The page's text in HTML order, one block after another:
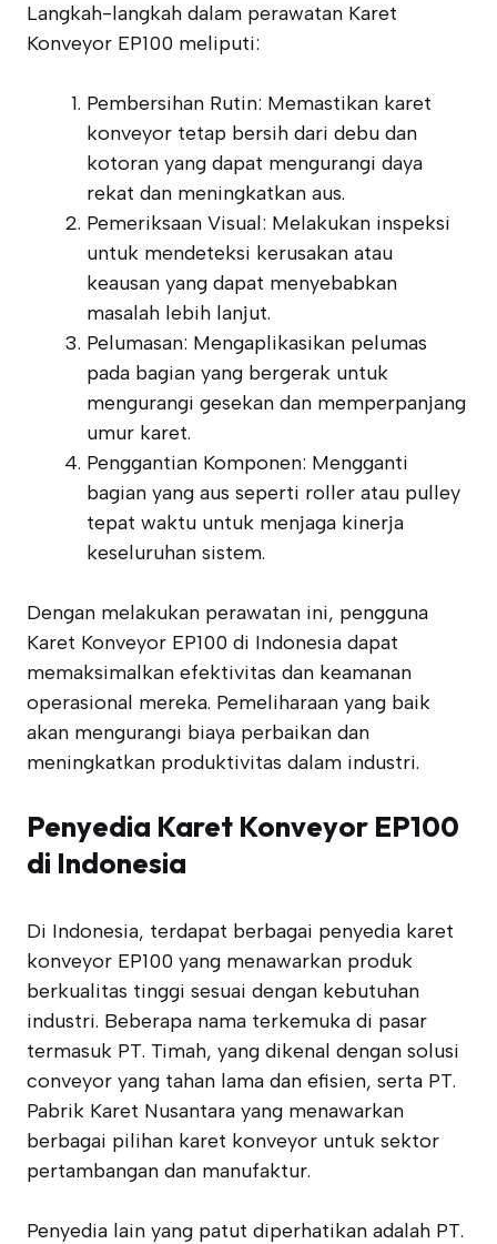
Langkah-langkah dalam perawatan Karet
Konveyor EP100 meliputi:
Pembersihan Rutin: Memastikan karet
konveyor tetap bersih dari debu dan
kotoran yang dapat mengurangi daya
rekat dan meningkatkan aus.
Pemeriksaan Visual: Melakukan inspeksi
untuk mendeteksi kerusakan atau
keausan yang dapat menyebabkan
masalah lebih lanjut.
Pelumasan: Mengaplikasikan pelumas
pada bagian yang bergerak untuk
mengurangi gesekan dan memperpanjang
umur karet.
Penggantian Komponen: Mengganti
bagian yang aus seperti roller atau pulley
tepat waktu untuk menjaga kinerja
keseluruhan sistem.
Dengan melakukan perawatan ini, pengguna
Karet Konveyor EP100 di Indonesia dapat
memaksimalkan efektivitas dan keamanan
operasional mereka. Pemeliharaan yang baik
akan mengurangi biaya perbaikan dan
meningkatkan produktivitas dalam industri.
Penyedia Karet Konveyor EP100
di Indonesia
Di Indonesia, terdapat berbagai penyedia karet
konveyor EP100 yang menawarkan produk
berkualitas tinggi sesuai dengan kebutuhan
industri. Beberapa nama terkemuka di pasar
termasuk PT. Timah, yang dikenal dengan solusi
conveyor yang tahan lama dan efisien, serta PT.
Pabrik Karet Nusantara yang menawarkan
berbagai pilihan karet konveyor untuk sektor
pertambangan dan manufaktur.
Penyedia lain yang patut diperhatikan adalah PT.